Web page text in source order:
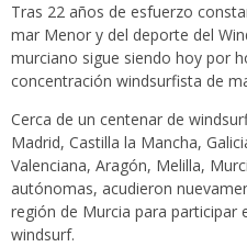
Tras 22 años de esfuerzo
mar Menor y del deporte del
murciano sigue siendo hoy por
concentración windsurfista de
Cerca de un centenar de
Madrid, Castilla la Mancha,
Valenciana, Aragón, Melilla,
autónomas, acudieron
región de Murcia para participar
windsurf.